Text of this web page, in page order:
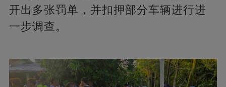
开出多张罚单，并扣押部分车辆进行进
一步调查。